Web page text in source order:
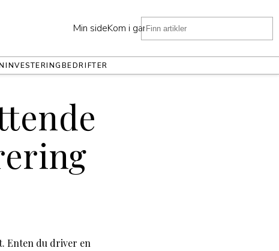
Min sideKom i gang
INVESTERINGBEDRIFTER
Enten du driver en